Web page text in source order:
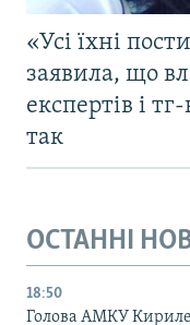
«Усі їхні
заявила, що
експертів і
так
ОСТАННІ
18:50
Голова АМКУ